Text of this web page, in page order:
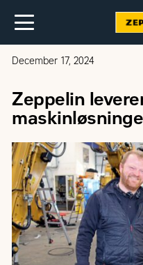
December 17, 2024
Zeppelin